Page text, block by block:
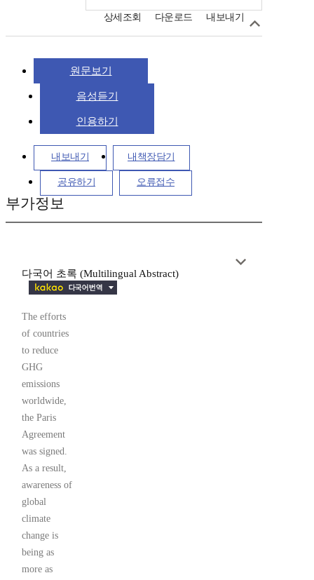
상세조회 다운로드 내보내기
원문보기
음성듣기
인용하기
내보내기 내책장담기
공유하기 오류접수
부가정보
다국어 초록 (Multilingual Abstract)
The efforts
of countries
to reduce
GHG
emissions
worldwide,
the Paris
Agreement
was signed.
As a result,
awareness of
global
climate
change is
being as
more as